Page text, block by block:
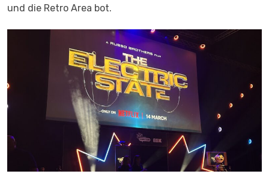
und die Retro Area bot.